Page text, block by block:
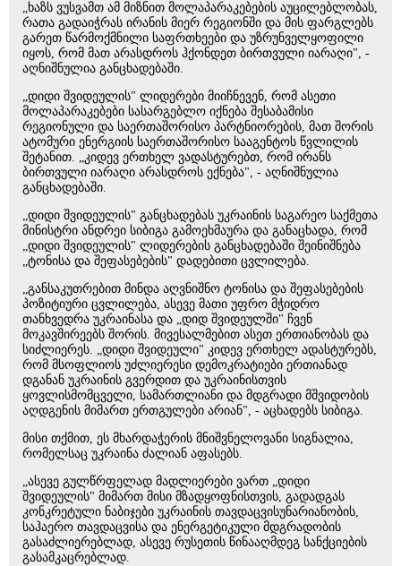
„ხაზს ვუსვამთ ამ მიზნით მოლაპარაკებების აუცილებლობას,
რათა გადაიჭრას ირანის მიერ რეგიონში და მის ფარგლებს
გარეთ წარმოქმნილი საფრთხეები და უზრუნველყოფილი
იყოს, რომ მათ არასდროს ჰქონდეთ ბირთვული იარაღი", -
აღნიშნულია განცხადებაში.
„დიდი შვიდეულის" ლიდერები მიიჩნევენ, რომ ასეთი
მოლაპარაკებები სასარგებლო იქნება შესაბამისი
რეგიონული და საერთაშორისო პარტნიორების, მათ შორის
ატომური ენერგიის საერთაშორისო სააგენტოს წვლილის
შეტანით. „კიდევ ერთხელ ვადასტურებთ, რომ ირანს
ბირთვული იარაღი არასდროს ექნება", - აღნიშნულია
განცხადებაში.
„დიდი შვიდეულის" განცხადებას უკრაინის საგარეო საქმეთა
მინისტრი ანდრეი სიბიგა გამოეხმაურა და განაცხადა, რომ
„დიდი შვიდეულის" ლიდერების განცხადებაში შეინიშნება
„ტონისა და შეფასებების" დადებითი ცვლილება.
„განსაკუთრებით მინდა აღვნიშნო ტონისა და შეფასებების
პოზიტიური ცვლილება, ასევე მათი უფრო მჭიდრო
თანხვედრა უკრაინასა და „დიდ შვიდეულში" ჩვენ
მოკავშირეებს შორის. მივესალმებით ასეთ ერთიანობას და
სიძლიერეს. „დიდი შვიდეული" კიდევ ერთხელ ადასტურებს,
რომ მსოფლიოს უძლიერესი დემოკრატიები ერთიანად
დგანან უკრაინის გვერდით და უკრაინისთვის
ყოვლისმომცველი, სამართლიანი და მდგრადი მშვიდობის
აღდგენის მიმართ ერთგულები არიან", - აცხადებს სიბიგა.
მისი თქმით, ეს მხარდაჭერის მნიშვნელოვანი სიგნალია,
რომელსაც უკრაინა ძალიან აფასებს.
„ასევე გულწრფელად მადლიერები ვართ „დიდი
შვიდეულის" მიმართ მისი მზადყოფნისთვის, გადადგას
კონკრეტული ნაბიჯები უკრაინის თავდაცვისუნარიანობის,
საჰაერო თავდაცვისა და ენერგეტიკული მდგრადობის
გასაძლიერებლად, ასევე რუსეთის წინააღმდეგ სანქციების
გასამკაცრებლად.